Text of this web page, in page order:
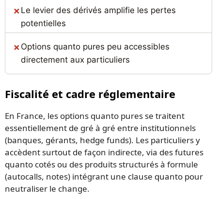
Le levier des dérivés amplifie les pertes
potentielles
Options quanto pures peu accessibles
directement aux particuliers
Fiscalité et cadre réglementaire
En France, les options quanto pures se traitent
essentiellement de gré à gré entre institutionnels
(banques, gérants, hedge funds). Les particuliers y
accèdent surtout de façon indirecte, via des futures
quanto cotés ou des produits structurés à formule
(autocalls, notes) intégrant une clause quanto pour
neutraliser le change.